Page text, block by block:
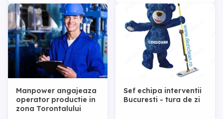
Manpower angajeaza
operator productie in
zona Torontalului
Sef echipa interventii
Bucuresti - tura de zi